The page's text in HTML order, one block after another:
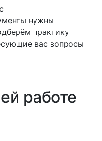
нужны
практику
вас вопросы
работе